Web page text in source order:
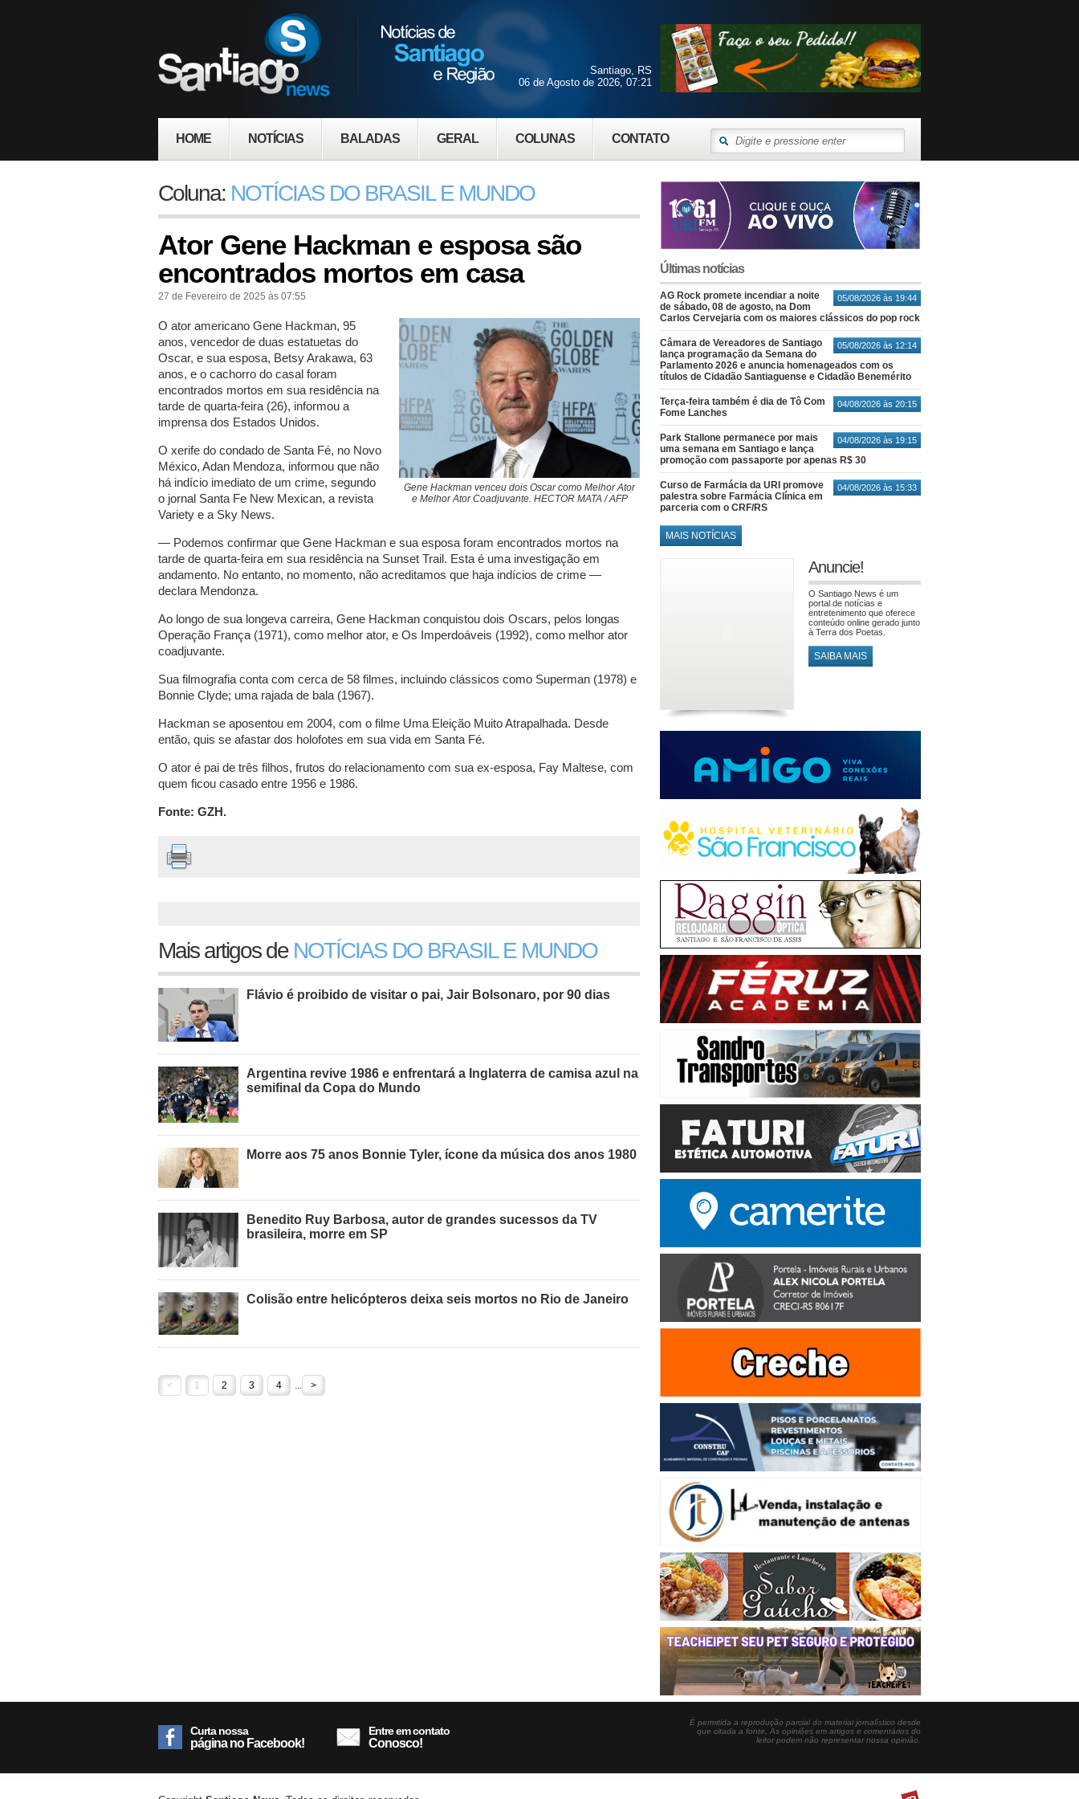
HOME NOTÍCIAS BALADAS GERAL COLUNAS CONTATO
Santiago, RS
06 de Agosto de 2026, 07:21
Coluna: NOTÍCIAS DO BRASIL E MUNDO
Ator Gene Hackman e esposa são
encontrados mortos em casa
27 de Fevereiro de 2025 às 07:55
Gene Hackman venceu dois Oscar como Melhor Ator
e Melhor Ator Coadjuvante. HECTOR MATA / AFP
O ator americano Gene Hackman, 95
anos, vencedor de duas estatuetas do
Oscar, e sua esposa, Betsy Arakawa, 63
anos, e o cachorro do casal foram
encontrados mortos em sua residência na
tarde de quarta-feira (26), informou a
imprensa dos Estados Unidos.
O xerife do condado de Santa Fé, no Novo
México, Adan Mendoza, informou que não
há indício imediato de um crime, segundo
o jornal Santa Fe New Mexican, a revista
Variety e a Sky News.
— Podemos confirmar que Gene Hackman e sua esposa foram encontrados mortos na
tarde de quarta-feira em sua residência na Sunset Trail. Esta é uma investigação em
andamento. No entanto, no momento, não acreditamos que haja indícios de crime —
declara Mendonza.
Ao longo de sua longeva carreira, Gene Hackman conquistou dois Oscars, pelos longas
Operação França (1971), como melhor ator, e Os Imperdoáveis (1992), como melhor ator
coadjuvante.
Sua filmografia conta com cerca de 58 filmes, incluindo clássicos como Superman (1978) e
Bonnie Clyde; uma rajada de bala (1967).
Hackman se aposentou em 2004, com o filme Uma Eleição Muito Atrapalhada. Desde
então, quis se afastar dos holofotes em sua vida em Santa Fé.
O ator é pai de três filhos, frutos do relacionamento com sua ex-esposa, Fay Maltese, com
quem ficou casado entre 1956 e 1986.
Fonte: GZH.
Mais artigos de NOTÍCIAS DO BRASIL E MUNDO
Flávio é proibido de visitar o pai, Jair Bolsonaro, por 90 dias
Argentina revive 1986 e enfrentará a Inglaterra de camisa azul na
semifinal da Copa do Mundo
Morre aos 75 anos Bonnie Tyler, ícone da música dos anos 1980
Benedito Ruy Barbosa, autor de grandes sucessos da TV
brasileira, morre em SP
Colisão entre helicópteros deixa seis mortos no Rio de Janeiro
< 1 2 3 4 ... >
Últimas notícias
05/08/2026 às 19:44
AG Rock promete incendiar a noite
de sábado, 08 de agosto, na Dom
Carlos Cervejaria com os maiores clássicos do pop rock
05/08/2026 às 12:14
Câmara de Vereadores de Santiago
lança programação da Semana do
Parlamento 2026 e anuncia homenageados com os
títulos de Cidadão Santiaguense e Cidadão Benemérito
04/08/2026 às 20:15
Terça-feira também é dia de Tô Com
Fome Lanches
04/08/2026 às 19:15
Park Stallone permanece por mais
uma semana em Santiago e lança
promoção com passaporte por apenas R$ 30
04/08/2026 às 15:33
Curso de Farmácia da URI promove
palestra sobre Farmácia Clínica em
parceria com o CRF/RS
MAIS NOTÍCIAS
Anuncie!
O Santiago News é um
portal de notícias e
entretenimento que oferece
conteúdo online gerado junto
à Terra dos Poetas.
SAIBA MAIS
Curta nossa
página no Facebook!
Entre em contato
Conosco!
É permitida a reprodução parcial do material jornalístico desde
que citada a fonte. As opiniões em artigos e comentários do
leitor podem não representar nossa opinião.